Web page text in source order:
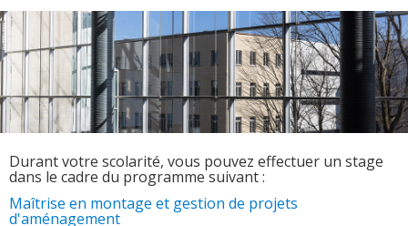
Durant votre scolarité, vous pouvez effectuer un stage
dans le cadre du programme suivant :
Maîtrise en montage et gestion de projets
d'aménagement